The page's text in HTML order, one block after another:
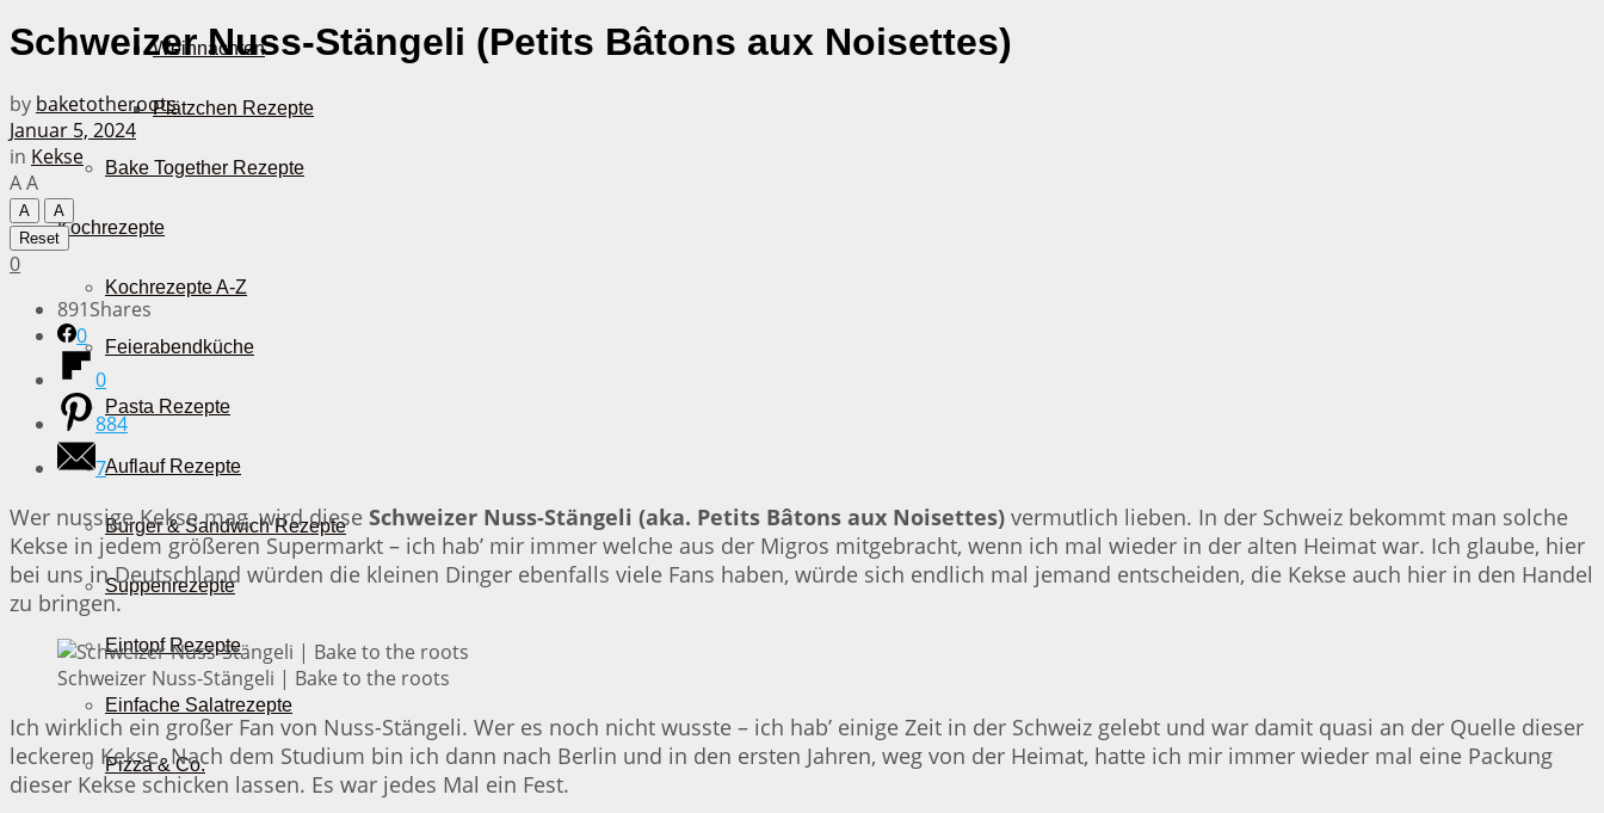
Weihnachten
Plätzchen Rezepte
Bake Together Rezepte
Kochrezepte
Kochrezepte A-Z
Feierabendküche
Pasta Rezepte
Auflauf Rezepte
Burger & Sandwich Rezepte
Suppenrezepte
Eintopf Rezepte
Einfache Salatrezepte
Pizza & Co.
Schweizer Nuss-Stängeli (Petits Bâtons aux Noisettes)
by baketotheroots
Januar 5, 2024
in Kekse
AA
A
A
Reset
0
891Shares
0
0
884
7
Wer nussige Kekse mag, wird diese Schweizer Nuss-Stängeli (aka. Petits Bâtons aux Noisettes) vermutlich lieben. In der Schweiz bekommt man solche
Kekse in jedem größeren Supermarkt – ich hab’ mir immer welche aus der Migros mitgebracht, wenn ich mal wieder in der alten Heimat war. Ich glaube, hier
bei uns in Deutschland würden die kleinen Dinger ebenfalls viele Fans haben, würde sich endlich mal jemand entscheiden, die Kekse auch hier in den Handel
zu bringen.
Schweizer Nuss-Stängeli | Bake to the roots
Ich wirklich ein großer Fan von Nuss-Stängeli. Wer es noch nicht wusste – ich hab’ einige Zeit in der Schweiz gelebt und war damit quasi an der Quelle dieser
leckeren Kekse. Nach dem Studium bin ich dann nach Berlin und in den ersten Jahren, weg von der Heimat, hatte ich mir immer wieder mal eine Packung
dieser Kekse schicken lassen. Es war jedes Mal ein Fest.